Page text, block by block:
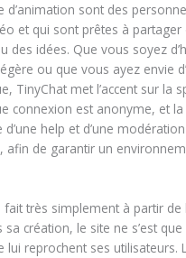
d’animation sont des
et qui sont prêtes à partager
des idées. Que vous soyez
ou que vous ayez envie
TinyChat met l’accent sur la
connexion est anonyme, et la
help et d’une
afin de garantir un
fait très simplement à partir de
création, le site ne s’est
lui reprochent ses utilisateurs.